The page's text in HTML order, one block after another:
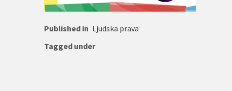
Published in Ljudska prava
Tagged under